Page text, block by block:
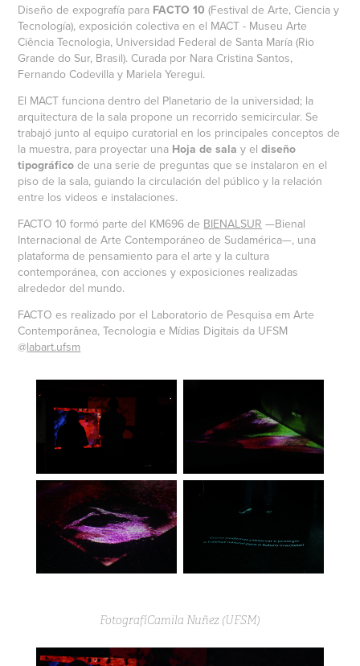
Diseño de expografía para FACTO 10 (Festival de Arte, Ciencia y
Tecnología), exposición colectiva en el MACT - Museu Arte
Ciência Tecnologia, Universidad Federal de Santa María (Rio
Grande do Sur, Brasil). Curada por Nara Cristina Santos,
Fernando Codevilla y Mariela Yeregui.
El MACT funciona dentro del Planetario de la universidad; la
arquitectura de la sala propone un recorrido semicircular. Se
trabajó junto al equipo curatorial en los principales conceptos de
la muestra, para proyectar una Hoja de sala y eldiseño
tipográfico de una serie de preguntas que se instalaron en el
piso de la sala, guiando la circulación del público y la relación
entre los videos e instalaciones.
FACTO 10 formó parte del KM696 de BIENALSUR —Bienal
Internacional de Arte Contemporáneo de Sudamérica—, una
plataforma de pensamiento para el arte y la cultura
contemporánea, con acciones y exposiciones realizadas
alrededor del mundo.
FACTO es realizado por el Laboratorio de Pesquisa em Arte
Contemporânea, Tecnologia e Mídias Digitais da UFSM
@labart.ufsm
FotografíCamila Nuñez (UFSM)